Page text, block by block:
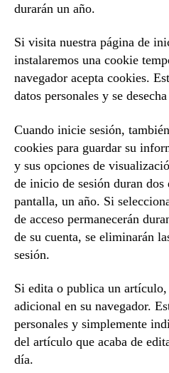
durarán un año.
Si visita nuestra página de
instalaremos una cookie
navegador acepta cookies.
datos personales y se
Cuando inicie sesión,
cookies para guardar su
y sus opciones de
de inicio de sesión duran
pantalla, un año. Si
de acceso permanecerán
de su cuenta, se eliminarán
sesión.
Si edita o publica un
adicional en su navegador.
personales y simplemente
del artículo que acaba de
día.